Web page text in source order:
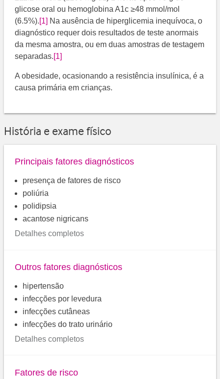
glicose oral ou hemoglobina A1c ≥48 mmol/mol
(6.5%).​[1] ​ Na ausência de hiperglicemia inequívoca, o
diagnóstico requer dois resultados de teste anormais
da mesma amostra, ou em duas amostras de testagem
separadas.​[1]
A obesidade, ocasionando a resistência insulínica, é a
causa primária em crianças.
História e exame físico
Principais fatores diagnósticos
presença de fatores de risco
poliúria
polidipsia
acantose nigricans
Detalhes completos
Outros fatores diagnósticos
hipertensão
infecções por levedura
infecções cutâneas
infecções do trato urinário
Detalhes completos
Fatores de risco